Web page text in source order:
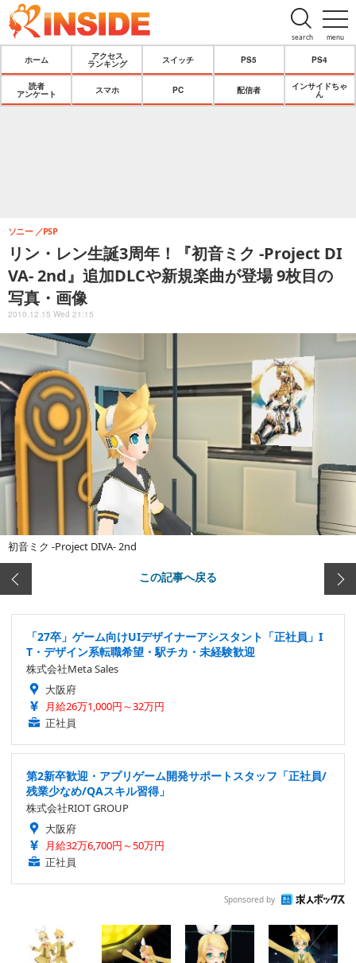
menu
search
ホーム
アクセス
ランキング
スイッチ PS5 PS4
読者
アンケート
スマホ PC 配信者
インサイドちゃ
ん
リン・レン生誕3周年！『初音ミク -Project DI
VA- 2nd』追加DLCや新規楽曲が登場 9枚目の
写真・画像
ソニー PSP
2010.12.15 Wed 21:15
初音ミク -Project DIVA- 2nd
この記事へ戻る
「27卒」ゲーム向けUIデザイナーアシスタント「正社員」I
T・デザイン系転職希望・駅チカ・未経験歓迎
株式会社Meta Sales
大阪府
月給26万1,000円～32万円
正社員
第2新卒歓迎・アプリゲーム開発サポートスタッフ「正社員/
残業少なめ/QAスキル習得」
株式会社RIOT GROUP
大阪府
月給32万6,700円～50万円
正社員
Sponsored by